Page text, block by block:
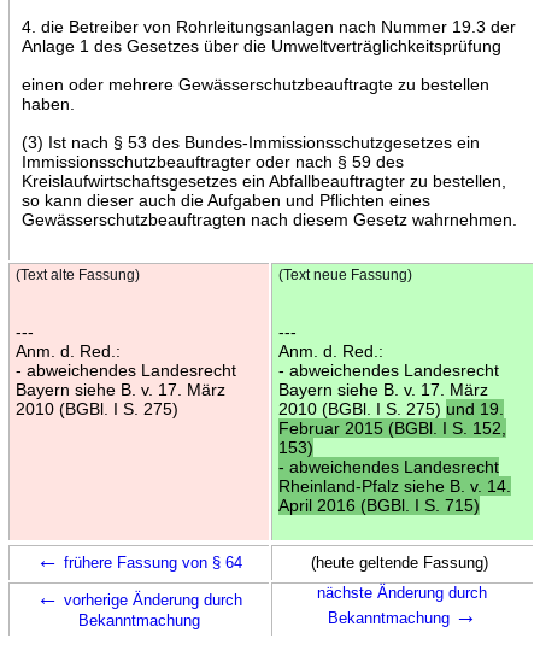
4. die Betreiber von Rohrleitungsanlagen nach Nummer 19.3 der
Anlage 1 des Gesetzes über die Umweltverträglichkeitsprüfung
einen oder mehrere Gewässerschutzbeauftragte zu bestellen
haben.
(3) Ist nach § 53 des Bundes-Immissionsschutzgesetzes ein
Immissionsschutzbeauftragter oder nach § 59 des
Kreislaufwirtschaftsgesetzes ein Abfallbeauftragter zu bestellen,
so kann dieser auch die Aufgaben und Pflichten eines
Gewässerschutzbeauftragten nach diesem Gesetz wahrnehmen.
(Text alte Fassung)
---
Anm. d. Red.:
- abweichendes Landesrecht
Bayern siehe B. v. 17. März
2010 (BGBl. I S. 275)
(Text neue Fassung)
---
Anm. d. Red.:
- abweichendes Landesrecht
Bayern siehe B. v. 17. März
2010 (BGBl. I S. 275) und 19.
Februar 2015 (BGBl. I S. 152,
153)
- abweichendes Landesrecht
Rheinland-Pfalz siehe B. v. 14.
April 2016 (BGBl. I S. 715)
← frühere Fassung von § 64 (heute geltende Fassung)
← vorherige Änderung durch
Bekanntmachung
nächste Änderung durch
Bekanntmachung →